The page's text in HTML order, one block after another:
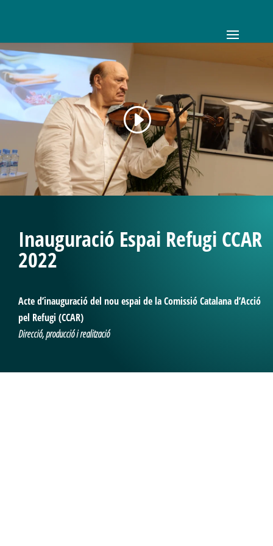
Inauguració Espai Refugi CCAR
2022
Acte d’inauguració del nou espai de la Comissió Catalana d’Acció
pel Refugi (CCAR)
Direcció, producció i realització